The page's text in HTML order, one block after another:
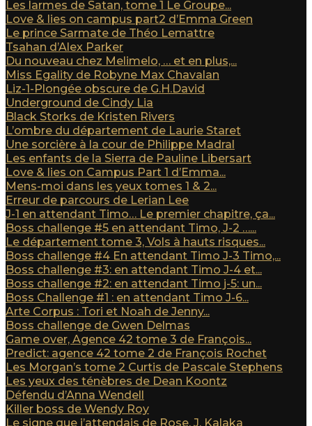
Les larmes de Satan, tome 1 Le Groupe...
Love & lies on campus part2 d’Emma Green
Le prince Sarmate de Théo Lemattre
Tsahan d’Alex Parker
Du nouveau chez Melimelo, … et en plus,...
Miss Egality de Robyne Max Chavalan
Liz-1-Plongée obscure de G.H.David
Underground de Cindy Lia
Black Storks de Kristen Rivers
L’ombre du département de Laurie Staret
Une sorcière à la cour de Philippe Madral
Les enfants de la Sierra de Pauline Libersart
Love & lies on Campus Part 1 d’Emma...
Mens-moi dans les yeux tomes 1 & 2...
Erreur de parcours de Lerian Lee
J-1 en attendant Timo… Le premier chapitre, ça...
Boss challenge #5 en attendant Timo, J-2 …...
Le département tome 3, Vols à hauts risques...
Boss challenge #4 En attendant Timo J-3 Timo,...
Boss challenge #3: en attendant Timo J-4 et...
Boss challenge #2: en attendant Timo j-5: un...
Boss Challenge #1 : en attendant Timo J-6...
Arte Corpus : Tori et Noah de Jenny...
Boss challenge de Gwen Delmas
Game over, Agence 42 tome 3 de François...
Predict: agence 42 tome 2 de François Rochet
Les Morgan’s tome 2 Curtis de Pascale Stephens
Les yeux des ténèbres de Dean Koontz
Défendu d’Anna Wendell
Killer boss de Wendy Roy
Le signe que j’attendais de Rose. J. Kalaka